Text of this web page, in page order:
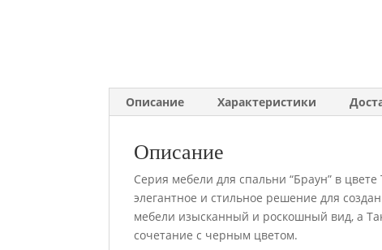
Описание Характеристики
Описание
Серия мебели для спальни “Браун” в
элегантное и стильное решение для
мебели изысканный и роскошный вид, а
сочетание с черным цветом.